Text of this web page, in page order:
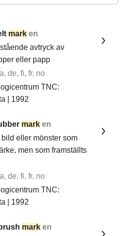
mark en
avtryck av
eller papp
de, fi, fr, no
TNC:
| 1992
mark en
bild eller mönster som
men som framställts
de, fi, fr, no
TNC:
| 1992
brush mark en